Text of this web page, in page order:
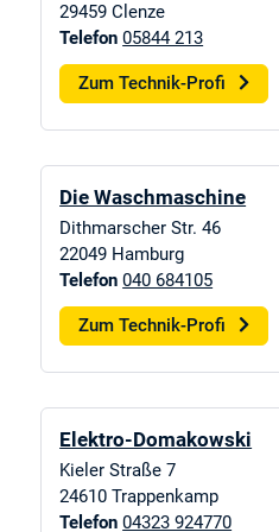
29459 Clenze
Telefon 05844 213
Zum Technik-Profi
Die Waschmaschine
Dithmarscher Str. 46
22049 Hamburg
Telefon 040 684105
Zum Technik-Profi
Elektro-Domakowski
Kieler Straße 7
24610 Trappenkamp
Telefon 04323 924770